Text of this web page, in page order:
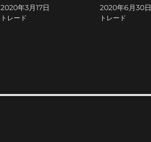
2020年3月17日
トレード
2020年6月30日
トレード